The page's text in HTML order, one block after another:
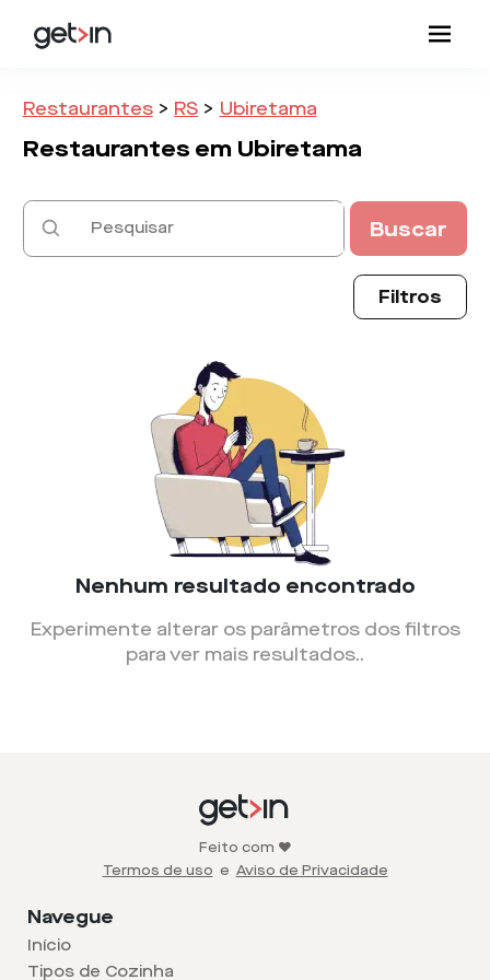
Restaurantes > RS > Ubiretama
Restaurantes em Ubiretama
Buscar
Filtros
Nenhum resultado encontrado
Experimente alterar os parâmetros dos filtros
para ver mais resultados..
Feito com ❤️
Termos de uso e Aviso de Privacidade
Navegue
Início
Tipos de Cozinha